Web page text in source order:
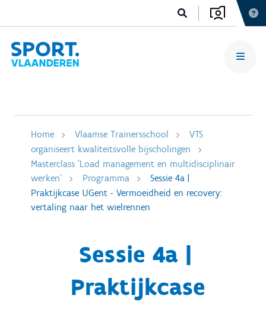
Home Vlaamse Trainersschool
VTS
organiseert kwaliteitsvolle bijscholingen
Masterclass 'Load management en multidisciplinair
werken'
Programma
Sessie 4a |
Praktijkcase UGent - Vermoeidheid en recovery:
vertaling naar het wielrennen
Sessie 4a |
Praktijkcase